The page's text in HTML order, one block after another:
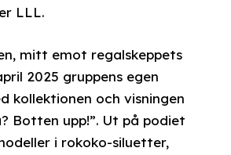
LLL.
mitt emot regalskeppets
2025 gruppens egen
kollektionen och visningen
Botten upp!”. Ut på podiet
i rokoko-siluetter,